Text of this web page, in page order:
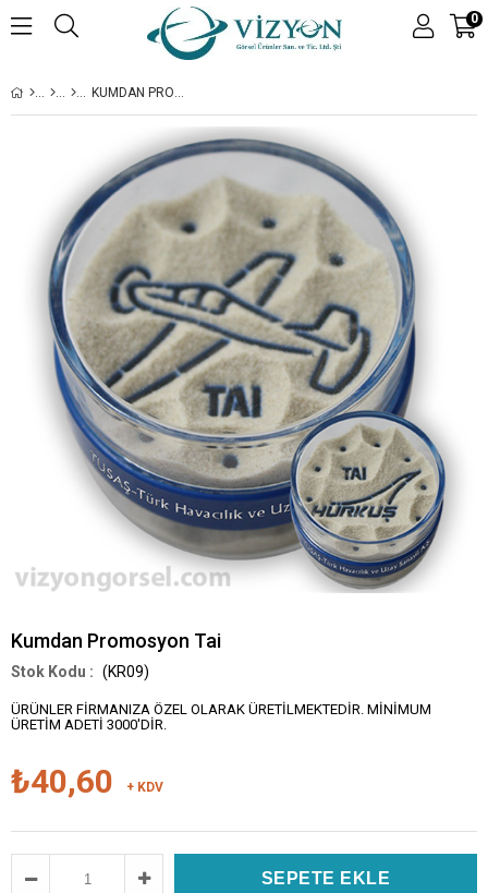
0
KUMDAN PROMOSYON TAI
Kumdan Promosyon Tai
(KR09)
ÜRÜNLER FİRMANIZA ÖZEL OLARAK ÜRETİLMEKTEDİR. MİNİMUM
ÜRETİM ADETİ 3000'DİR.
₺40,60 + KDV